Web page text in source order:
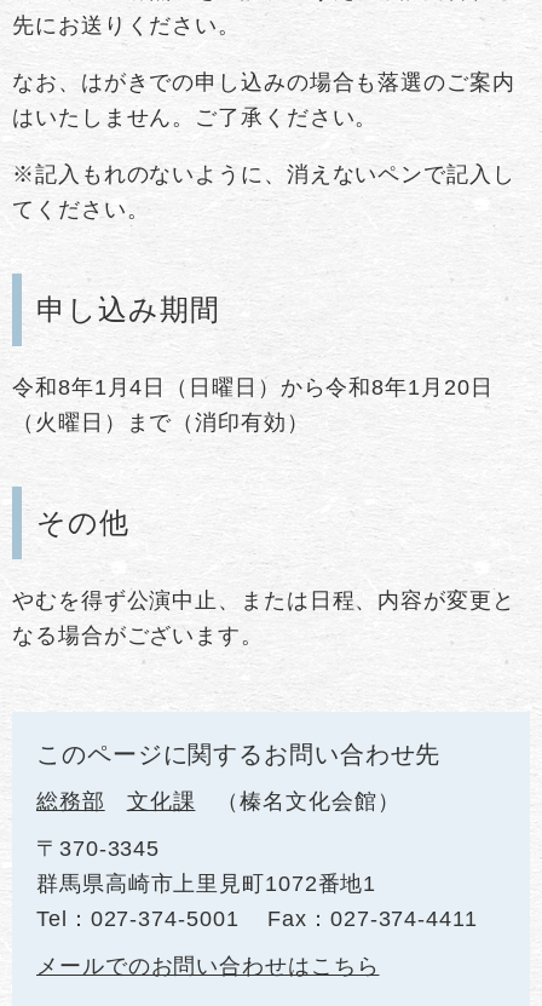
先にお送りください。
なお、はがきでの申し込みの場合も落選のご案内
はいたしません。ご了承ください。
※記入もれのないように、消えないペンで記入し
てください。
申し込み期間
令和8年1月4日（日曜日）から令和8年1月20日
（火曜日）まで（消印有効）
その他
やむを得ず公演中止、または日程、内容が変更と
なる場合がございます。
このページに関するお問い合わせ先
総務部 文化課
榛名文化会館
〒370-3345
群馬県高崎市上里見町1072番地1
Tel：027-374-5001
Fax：027-374-4411
メールでのお問い合わせはこちら